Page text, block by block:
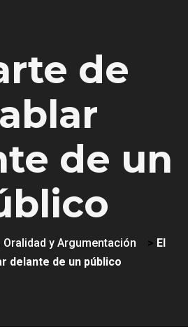
de
de un
Oralidad y Argumentación > El
delante de un público